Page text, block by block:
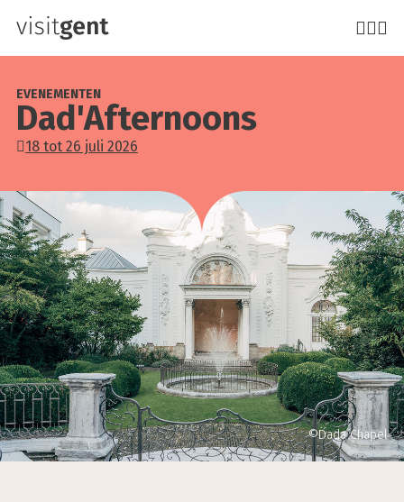
Overslaan
de
inhoud
gaan
Dad'Afternoons
EVENEMENTEN
18 tot 26 juli 2026
©Dada Chapel